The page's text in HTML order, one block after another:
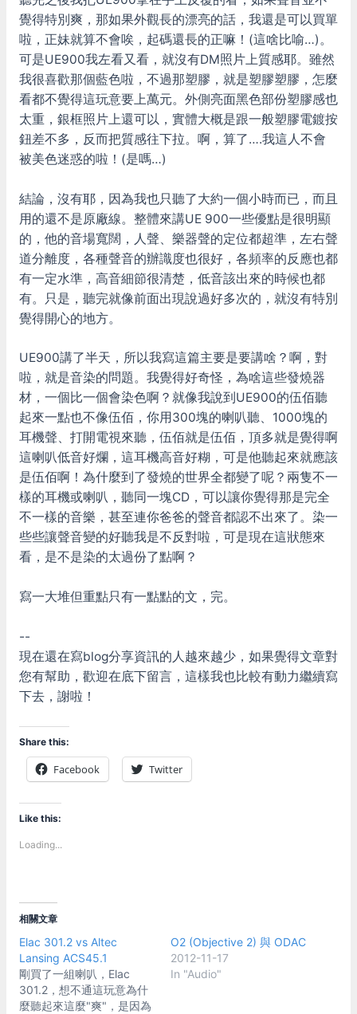
覺得特別爽，那如果外觀長的漂亮的話，我還是可以買單
啦，正妹就算不會唉，起碼還長的正嘛！(這啥比喻…)。
可是UE900我左看又看，就沒有DM照片上質感耶。雖然
我很喜歡那個藍色啦，不過那塑膠，就是塑膠塑膠，怎麼
看都不覺得這玩意要上萬元。外側亮面黑色部份塑膠感也
太重，銀框照片上還可以，實體大概是跟一般塑膠電鍍按
鈕差不多，反而把質感往下拉。啊，算了….我這人不會
被美色迷惑的啦！(是嗎…)
結論，沒有耶，因為我也只聽了大約一個小時而已，而且
用的還不是原廠線。整體來講UE 900一些優點是很明顯
的，他的音場寬闊，人聲、樂器聲的定位都超準，左右聲
道分離度，各種聲音的辦識度也很好，各頻率的反應也都
有一定水準，高音細節很清楚，低音該出來的時候也都
有。只是，聽完就像前面出現說過好多次的，就沒有特別
覺得開心的地方。
UE900講了半天，所以我寫這篇主要是要講啥？啊，對
啦，就是音染的問題。我覺得好奇怪，為啥這些發燒器
材，一個比一個會染色啊？就像我說到UE900的伍佰聽
起來一點也不像伍佰，你用300塊的喇叭聽、1000塊的
耳機聲、打開電視來聽，伍佰就是伍佰，頂多就是覺得啊
這喇叭低音好爛，這耳機高音好糊，可是他聽起來就應該
是伍佰啊！為什麼到了發燒的世界全都變了呢？兩隻不一
樣的耳機或喇叭，聽同一塊CD，可以讓你覺得那是完全
不一樣的音樂，甚至連你爸爸的聲音都認不出來了。染一
些些讓聲音變的好聽我是不反對啦，可是現在這狀態來
看，是不是染的太過份了點啊？
寫一大堆但重點只有一點點的文，完。
--
現在還在寫blog分享資訊的人越來越少，如果覺得文章對
您有幫助，歡迎在底下留言，這樣我也比較有動力繼續寫
下去，謝啦！
Share this:
Facebook Twitter
Like this:
Loading...
相關文章
Elac 301.2 vs Altec
Lansing ACS45.1
剛買了一組喇叭，Elac
301.2，想不通這玩意為什
麼聽起來這麼"爽"，是因為
O2 (Objective 2) 與 ODAC
2012-11-17
In "Audio"